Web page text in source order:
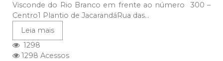
Visconde do Rio Branco em frente ao número 300 –
Centro1 Plantio de JacarandáRua das...
Leia mais
1298
1298 Acessos